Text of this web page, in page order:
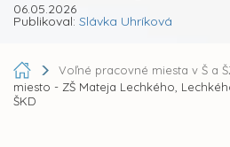
06.05.2026
Publikoval: Slávka Uhríková
Voľné pracovné miesta v Š a
miesto - ZŠ Mateja Lechkého,
ŠKD